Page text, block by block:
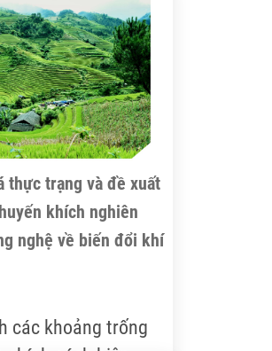
thực trạng và đề xuất
khích nghiên
nghệ về biến đổi khí
các khoảng trống